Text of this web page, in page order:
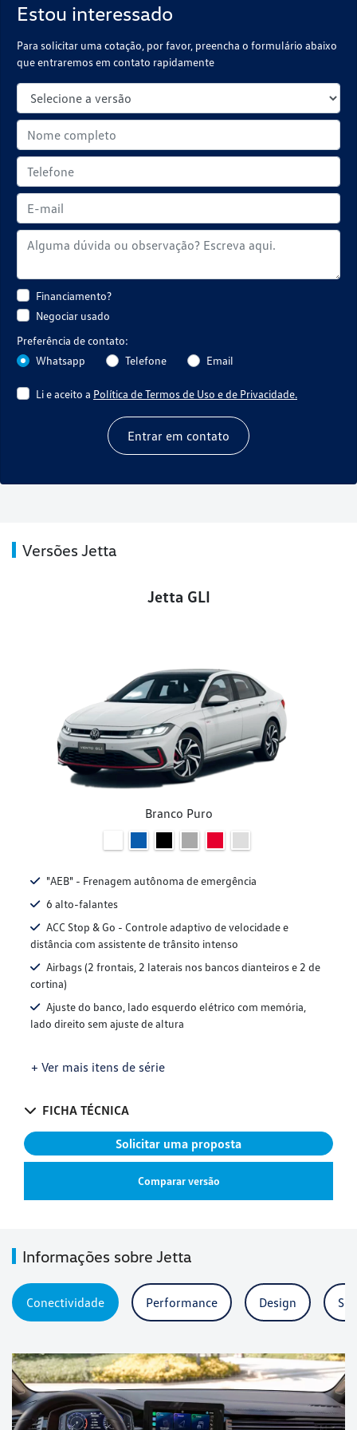
Estou interessado
Para solicitar uma cotação, por favor, preencha o formulário abaixo
que entraremos em contato rapidamente
Financiamento?
Negociar usado
Preferência de contato:
Whatsapp
Telefone Email
Li e aceito a Política de Termos de Uso e de Privacidade.
Entrar em contato
Versões Jetta
Jetta GLI
Branco Puro
"AEB" - Frenagem autônoma de emergência
6 alto-falantes
ACC Stop & Go - Controle adaptivo de velocidade e
distância com assistente de trânsito intenso
Airbags (2 frontais, 2 laterais nos bancos dianteiros e 2 de
cortina)
Ajuste do banco, lado esquerdo elétrico com memória,
lado direito sem ajuste de altura
+ Ver mais itens de série
FICHA TÉCNICA
Solicitar uma proposta
Comparar versão
Informações sobre Jetta
Conectividade Performance Design